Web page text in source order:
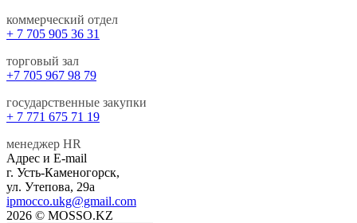
коммерческий отдел
+ 7 705 905 36 31
торговый зал
+7 705 967 98 79
государственные закупки
+ 7 771 675 71 19
менеджер HR
Адрес и E-mail
г. Усть-Каменогорск,
ул. Утепова, 29а
ipmocco.ukg@gmail.com
2026 © MOSSO.KZ